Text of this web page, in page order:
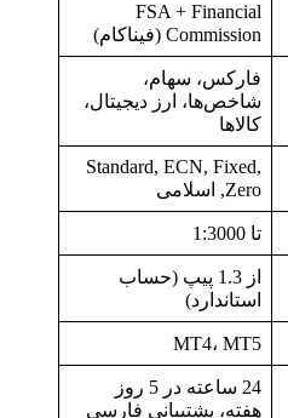
FSA + Financial
Commission (فیناکام)
فارکس، سهام،
شاخص‌ها، ارز دیجیتال،
کالاها
Standard, ECN, Fixed,
Zero, اسلامی
تا 1:3000
از 1.3 پیپ (حساب
استاندارد)
MT4، MT5
24 ساعته در 5 روز
هفته، پشتیبانی فارسی